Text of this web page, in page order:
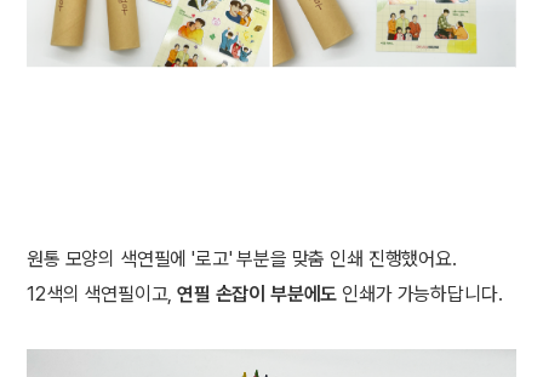
원통 모양의 색연필에 '로고' 부분을 맞춤 인쇄 진행했어요.
12색의 색연필이고,연필 손잡이 부분에도 인쇄가 가능하답니다.